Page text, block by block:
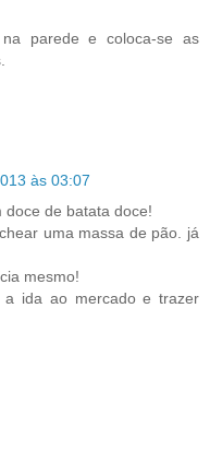
parede e coloca-se as
às 03:07
doce de batata doce!
uma massa de pão. já
mesmo!
ida ao mercado e trazer